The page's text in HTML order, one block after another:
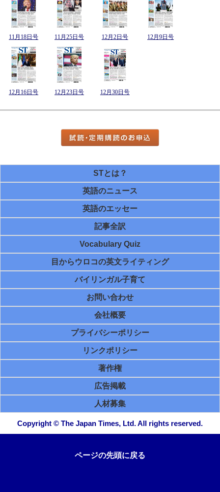
11月18日号 11月25日号 12月2日号 12月9日号
12月16日号 12月23日号 12月30日号
STとは？
英語のニュース
英語のエッセー
記事全訳
Vocabulary Quiz
目からウロコの英文ライティング
バイリンガル子育て
お問い合わせ
会社概要
プライバシーポリシー
リンクポリシー
著作権
広告掲載
人材募集
Copyright © The Japan Times, Ltd. All rights reserved.
ページの先頭に戻る